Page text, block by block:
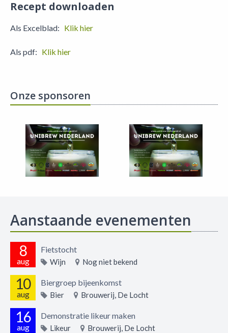
Recept downloaden
Als Excelblad: Klik hier
Als pdf: Klik hier
Onze sponsoren
Aanstaande evenementen
8
aug
Fietstocht
Wijn Nog niet bekend
10
aug
Biergroep bijeenkomst
Bier Brouwerij, De Locht
16
aug
Demonstratie likeur maken
Likeur Brouwerij, De Locht